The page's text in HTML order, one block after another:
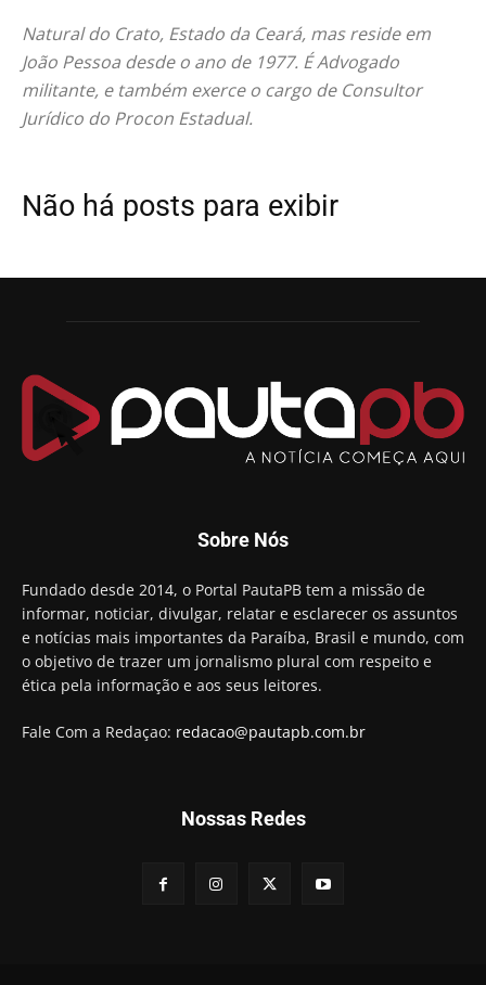
Natural do Crato, Estado da Ceará, mas reside em
João Pessoa desde o ano de 1977. É Advogado
militante, e também exerce o cargo de Consultor
Jurídico do Procon Estadual.
Não há posts para exibir
Sobre Nós
Fundado desde 2014, o Portal PautaPB tem a missão de
informar, noticiar, divulgar, relatar e esclarecer os assuntos
e notícias mais importantes da Paraíba, Brasil e mundo, com
o objetivo de trazer um jornalismo plural com respeito e
ética pela informação e aos seus leitores.
Fale Com a Redaçao: redacao@pautapb.com.br
Nossas Redes